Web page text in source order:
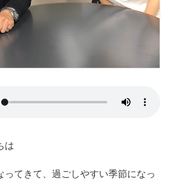
は
ってきて、過ごしやすい季節になっ